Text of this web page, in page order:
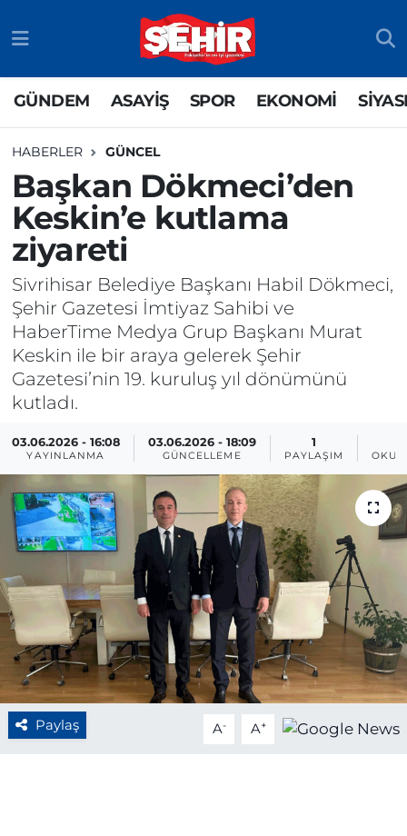
GÜNDEM ASAYİŞ SPOR EKONOMİ
HABERLER GÜNCEL
Başkan Dökmeci’den
Keskin’e kutlama
ziyareti
Sivrihisar Belediye Başkanı Habil Dökmeci,
Şehir Gazetesi İmtiyaz Sahibi ve
HaberTime Medya Grup Başkanı Murat
Keskin ile bir araya gelerek Şehir
Gazetesi’nin 19. kuruluş yıl dönümünü
kutladı.
03.06.2026 - 16:08
YAYINLANMA
03.06.2026 - 18:09
GÜNCELLEME
1
PAYLAŞIM
Paylaş A- A+
SPOR
EKONOMİ
SİYASET
RESMİ İLAN
SİYASET
SPOR
EKONOMİ
EĞİTİM
SAĞLIK
TEKNOLOJİ
BÖLGE
YAŞAM
DÜNYA
GENEL
GÜNCEL
RESMİ İLAN
Odunpazarı Nöbetçi Eczaneler
Odunpazarı Hava Durumu
Odunpazarı Trafik Yoğunluk Haritası
TFF 3.Lig 4.Grup Puan Durumu ve Fikstür
Tüm Manşetler
Son Dakika Haberleri
Haber Arşivi